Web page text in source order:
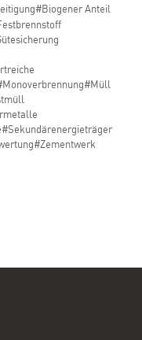
#Biogener Anteil
#Müll
#Sekundärenergieträger
#Zementwerk